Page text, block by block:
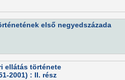
első negyedszázada
ellátás története
2001) : II. rész